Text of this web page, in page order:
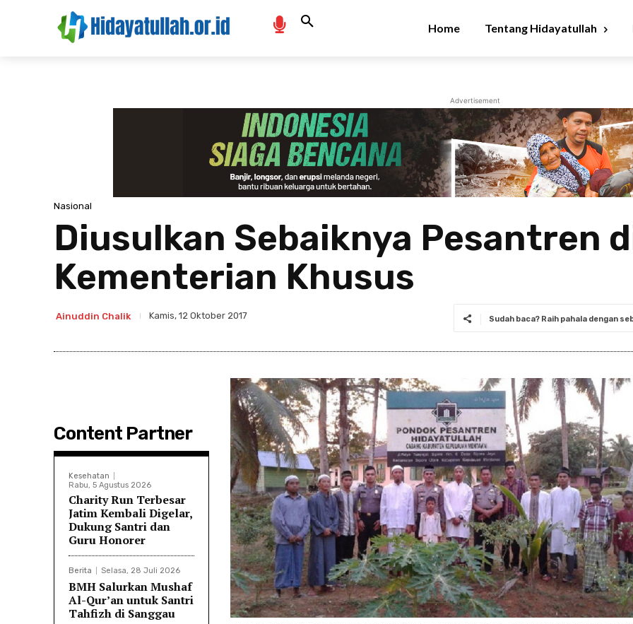
Home Tentang Hidayatullah
Advertisement
Nasional
Diusulkan Sebaiknya Pesantren
Kementerian Khusus
Ainuddin Chalik Kamis, 12 Oktober 2017 Sudah baca? Raih pahala dengan
Content Partner
Kesehatan
Rabu, 5 Agustus 2026
Charity Run Terbesar
Jatim Kembali Digelar,
Dukung Santri dan
Guru Honorer
Berita Selasa, 28 Juli 2026
BMH Salurkan Mushaf
Al-Qur’an untuk Santri
Tahfizh di Sanggau